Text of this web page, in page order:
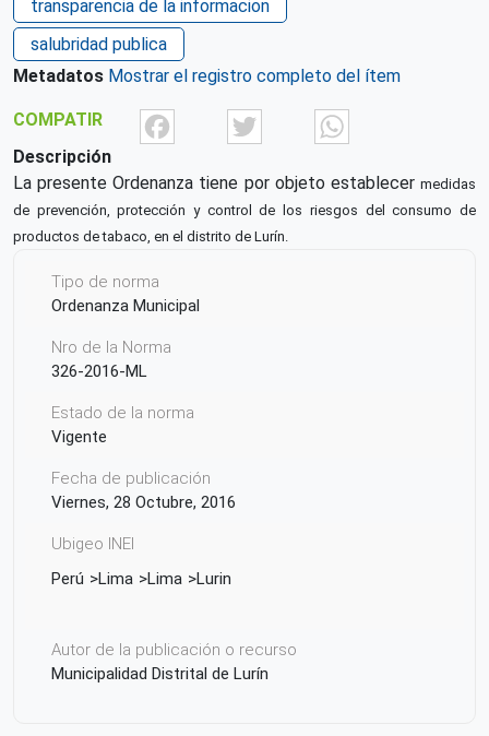
transparencia de la informacion
salubridad publica
Metadatos Mostrar el registro completo del ítem
COMPATIR FacebookTwitter
Descripción
La presente Ordenanza tiene por objeto establecer medidas
de prevención, protección y control de los riesgos del consumo de
productos de tabaco, en el distrito de Lurín.
Tipo de norma
Ordenanza Municipal
Nro de la Norma
326-2016-ML
Estado de la norma
Vigente
Fecha de publicación
Viernes, 28 Octubre, 2016
Ubigeo INEI
Perú
Lima Lima Lurin
Autor de la publicación o recurso
Municipalidad Distrital de Lurín